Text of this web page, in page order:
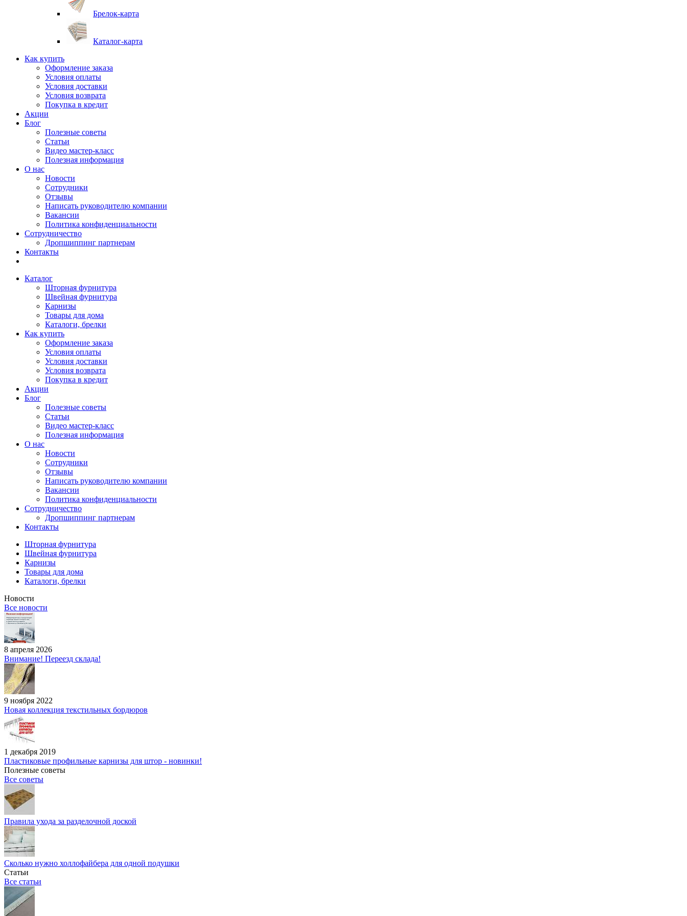
Брелок-карта
Каталог-карта
Как купить
Оформление заказа
Условия оплаты
Условия доставки
Условия возврата
Покупка в кредит
Акции
Блог
Полезные советы
Статьи
Видео мастер-класс
Полезная информация
О нас
Новости
Сотрудники
Отзывы
Написать руководителю компании
Вакансии
Политика конфиденциальности
Сотрудничество
Дропшиппинг партнерам
Контакты
Каталог
Шторная фурнитура
Швейная фурнитура
Карнизы
Товары для дома
Каталоги, брелки
Как купить
Оформление заказа
Условия оплаты
Условия доставки
Условия возврата
Покупка в кредит
Акции
Блог
Полезные советы
Статьи
Видео мастер-класс
Полезная информация
О нас
Новости
Сотрудники
Отзывы
Написать руководителю компании
Вакансии
Политика конфиденциальности
Сотрудничество
Дропшиппинг партнерам
Контакты
Шторная фурнитура
Швейная фурнитура
Карнизы
Товары для дома
Каталоги, брелки
Новости
Все новости
8 апреля 2026
Внимание! Переезд склада!
9 ноября 2022
Новая коллекция текстильных бордюров
1 декабря 2019
Пластиковые профильные карнизы для штор - новинки!
Полезные советы
Все советы
Правила ухода за разделочной доской
Сколько нужно холлофайбера для одной подушки
Статьи
Все статьи